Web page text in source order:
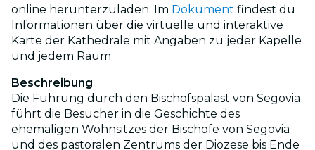
online herunterzuladen. Im Dokument findest du
Informationen über die virtuelle und interaktive
Karte der Kathedrale mit Angaben zu jeder Kapelle
und jedem Raum
Beschreibung
Die Führung durch den Bischofspalast von Segovia
führt die Besucher in die Geschichte des
ehemaligen Wohnsitzes der Bischöfe von Segovia
und des pastoralen Zentrums der Diözese bis Ende